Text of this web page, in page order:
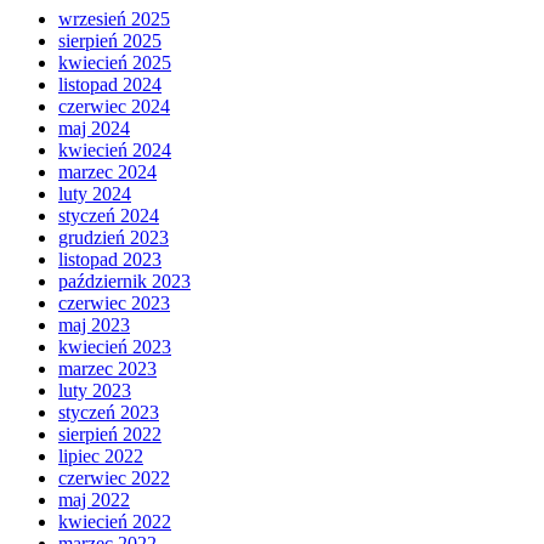
wrzesień 2025
sierpień 2025
kwiecień 2025
listopad 2024
czerwiec 2024
maj 2024
kwiecień 2024
marzec 2024
luty 2024
styczeń 2024
grudzień 2023
listopad 2023
październik 2023
czerwiec 2023
maj 2023
kwiecień 2023
marzec 2023
luty 2023
styczeń 2023
sierpień 2022
lipiec 2022
czerwiec 2022
maj 2022
kwiecień 2022